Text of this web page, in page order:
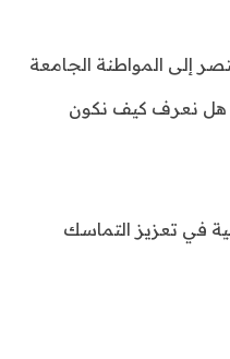
إلى المواطنة الجامعة
هل نعرف كيف نكون
في تعزيز التماسك